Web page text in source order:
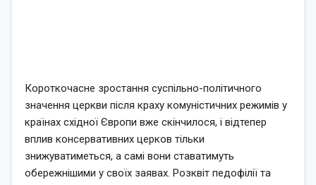
Короткочасне зростання суспільно-політичного
значення церкви після краху комуністичних режимів у
країнах східної Європи вже скінчилося, і відтепер
вплив консервативних церков тільки
знижуватиметься, а самі вони ставатимуть
обережнішими у своїх заявах. Розквіт педофілії та